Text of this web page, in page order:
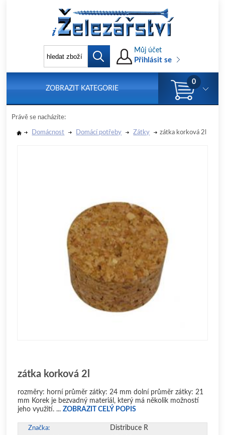
Můj účet
Přihlásit se
ZOBRAZIT KATEGORIE
0
Právě se nacházíte:
Domácnost Domácí potřeby Zátky zátka korková 2l
zátka korková 2l
rozměry: horní průměr zátky: 24 mm dolní průměr zátky: 21
mm Korek je bezvadný materiál, který má několik možností
jeho využití. ... ZOBRAZIT CELÝ POPIS
Značka: Distribuce R